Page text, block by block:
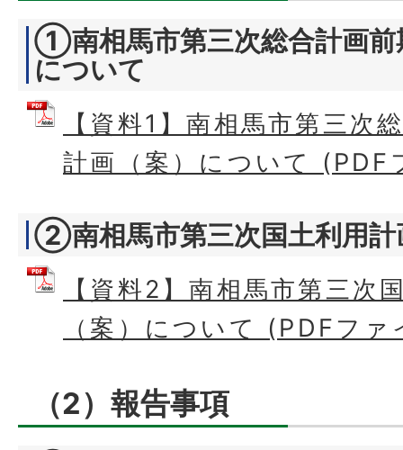
①南相馬市第三次総合計画前
について
【資料1】南相馬市第三次
計画（案）について
②南相馬市第三次国土利用計
【資料2】南相馬市第三次
（案）について (PDFフ
（2）報告事項